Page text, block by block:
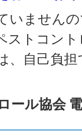
いません
ストコン
、自己負
ール協会